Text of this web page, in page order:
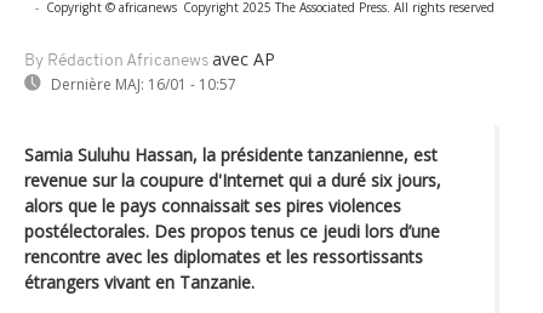
- Copyright © africanews Copyright 2025 The Associated Press. All rights reserved
By Rédaction Africanews avec AP
Dernière MAJ: 16/01 - 10:57
Samia Suluhu Hassan, la présidente tanzanienne, est
revenue sur la coupure d'Internet qui a duré six jours,
alors que le pays connaissait ses pires violences
postélectorales. Des propos tenus ce jeudi lors d’une
rencontre avec les diplomates et les ressortissants
étrangers vivant en Tanzanie.